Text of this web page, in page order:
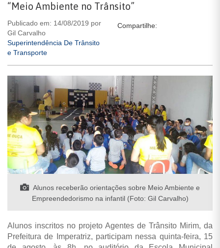
“Meio Ambiente no Trânsito”
Publicado em: 14/08/2019 por
Gil Carvalho
Superintendência De Trânsito
e Transporte
Compartilhe:
Alunos receberão orientações sobre Meio Ambiente e
Empreendedorismo na infantil (Foto: Gil Carvalho)
Alunos inscritos no projeto Agentes de Trânsito Mirim, da
Prefeitura de Imperatriz, participam nessa quinta-feira, 15